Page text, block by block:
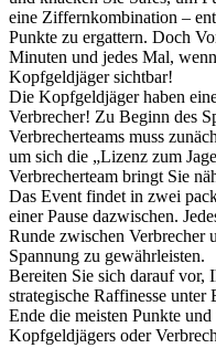
eine Ziffernkombination –
Punkte zu ergattern. Doch
Minuten und jedes Mal,
Kopfgeldjäger sichtbar!
Die Kopfgeldjäger haben
Verbrecher! Zu Beginn des
Verbrecherteams muss
um sich die „Lizenz zum
Verbrecherteam bringt Sie
Das Event findet in zwei
einer Pause dazwischen.
Runde zwischen Verbrecher
Spannung zu gewährleisten.
Bereiten Sie sich darauf vor,
strategische Raffinesse unter
Ende die meisten Punkte
Kopfgeldjägers oder